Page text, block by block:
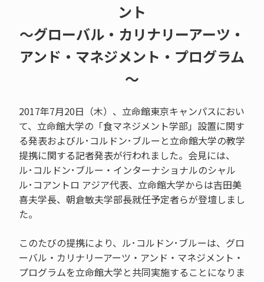
ント
～グローバル・カリナリーアーツ・
アンド・マネジメント・プログラム
～
2017年7月20日（木）、立命館東京キャンパスにおい
て、立命館大学の「食マネジメント学部」設置に関す
る発表およびル･コルドン･ブルーと立命館大学の教学
提携に関する記者発表が行われました。会見には、
ル･コルドン･ブルー・インターナショナルのシャル
ル･コアントロ アジア代表、立命館大学からは吉田美
喜夫学長、朝倉敏夫学部長就任予定者らが登壇しまし
た。
このたびの提携により、ル･コルドン･ブルーは、グロ
ーバル・カリナリーアーツ・アンド・マネジメント・
プログラムを立命館大学と共同実施することになりま